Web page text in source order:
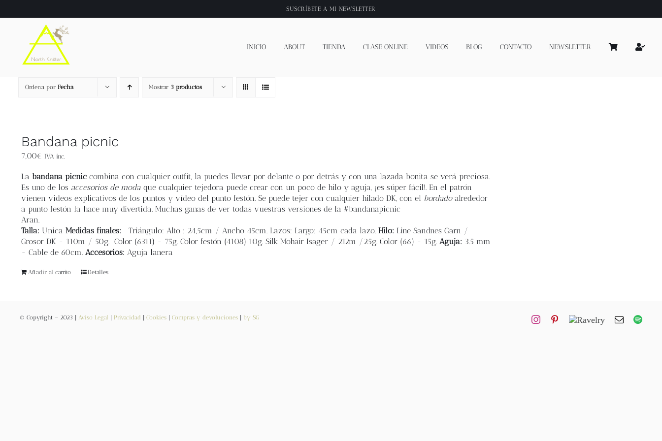
al
SUSCRÍBETE A MI NEWSLETTER
INICIO ABOUT TIENDA CLASE ONLINE VIDEOS BLOG CONTACTO NEWSLETTER
Ordena por Fecha Mostrar 3 productos
Bandana picnic
7,00€ IVA inc.
La bandana picnic combina con cualquier outfit, la puedes llevar por delante o por detrás y con una lazada bonita se verá preciosa.
Es uno de los accesorios de moda que cualquier tejedora puede crear con un poco de hilo y aguja, ¡es súper fácil!. En el patrón
vienen videos explicativos de los puntos y vídeo del punto festón. Se puede tejer con cualquier hilado DK, con el bordadoalrededor
a punto festón la hace muy divertida. Muchas ganas de ver todas vuestras versiones de la #bandanapicnic
Aran.
Talla: UnicaMedidas finales:Triángulo: Alto : 24,5cm / Ancho 45cm. Lazos: Largo: 45cm cada lazo.Hilo: Line Sandnes Garn /
Grosor DK - 110m / 50g. Color (6311) - 75g. Color festón (4108) 10g. Silk Mohair Isager / 212m /25g. Color (66) - 15g.Aguja: 3.5 mm
- Cable de 60cm.Accesorios:Aguja lanera
Añadir al carrito Detalles
© Copyright – 2023 | Aviso Legal Privacidad Cookies| Compras y devoluciones| by SG